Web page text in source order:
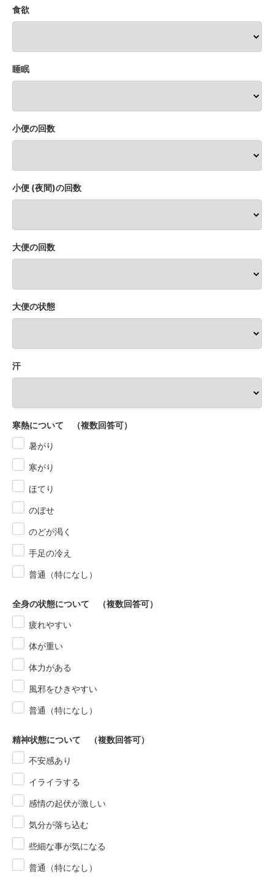
食欲
睡眠
小便の回数
小便 (夜間)の回数
大便の回数
大便の状態
汗
寒熱について （複数回答可）
暑がり
寒がり
ほてり
のぼせ
のどが渇く
手足の冷え
普通（特になし）
全身の状態について （複数回答可）
疲れやすい
体が重い
体力がある
風邪をひきやすい
普通（特になし）
精神状態について （複数回答可）
不安感あり
イライラする
感情の起伏が激しい
気分が落ち込む
些細な事が気になる
普通（特になし）